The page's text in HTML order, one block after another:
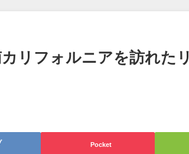
リフォルニアを訪れた
Pocket